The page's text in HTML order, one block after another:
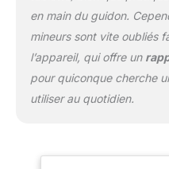
en main du guidon.
mineurs sont vite oubliés
l’appareil, qui offre un
pour quiconque cherche
utiliser au quotidien.